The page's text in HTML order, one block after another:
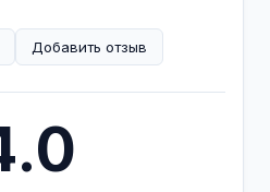
Добавить отзыв